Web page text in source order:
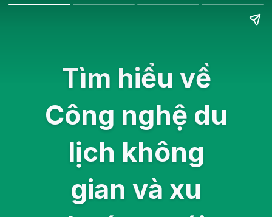
Tìm hiểu về
Công nghệ du
lịch không
gian và xu